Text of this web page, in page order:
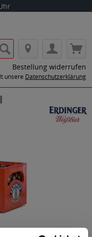
Bestellung widerrufen
unsere Datenschutzerklärung